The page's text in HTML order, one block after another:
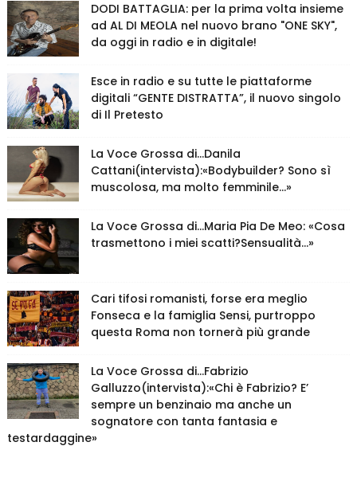
DODI BATTAGLIA: per la prima volta insieme
ad AL DI MEOLA nel nuovo brano "ONE SKY",
da oggi in radio e in digitale!
Esce in radio e su tutte le piattaforme
digitali “GENTE DISTRATTA”, il nuovo singolo
di Il Pretesto
La Voce Grossa di…Danila
Cattani(intervista):«Bodybuilder? Sono sì
muscolosa, ma molto femminile…»
La Voce Grossa di…Maria Pia De Meo: «Cosa
trasmettono i miei scatti?Sensualità…»
Cari tifosi romanisti, forse era meglio
Fonseca e la famiglia Sensi, purtroppo
questa Roma non tornerà più grande
La Voce Grossa di…Fabrizio
Galluzzo(intervista):«Chi è Fabrizio? E’
sempre un benzinaio ma anche un
sognatore con tanta fantasia e
testardaggine»